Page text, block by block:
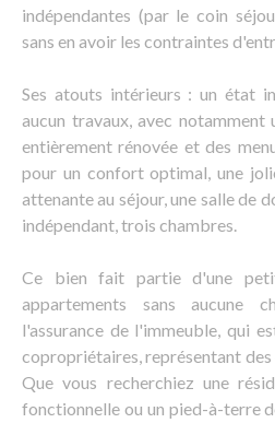
indépendantes (par le coin
sans en avoir les contraintes
Ses atouts intérieurs : un état
aucun travaux, avec
entièrement rénovée et des
pour un confort optimal, une
attenante au séjour, une salle de
indépendant, trois chambres.
Ce bien fait partie d'une
appartements sans aucune
l'assurance de l'immeuble, qui
copropriétaires, représentant
Que vous recherchiez une
fonctionnelle ou un pied-à-terre